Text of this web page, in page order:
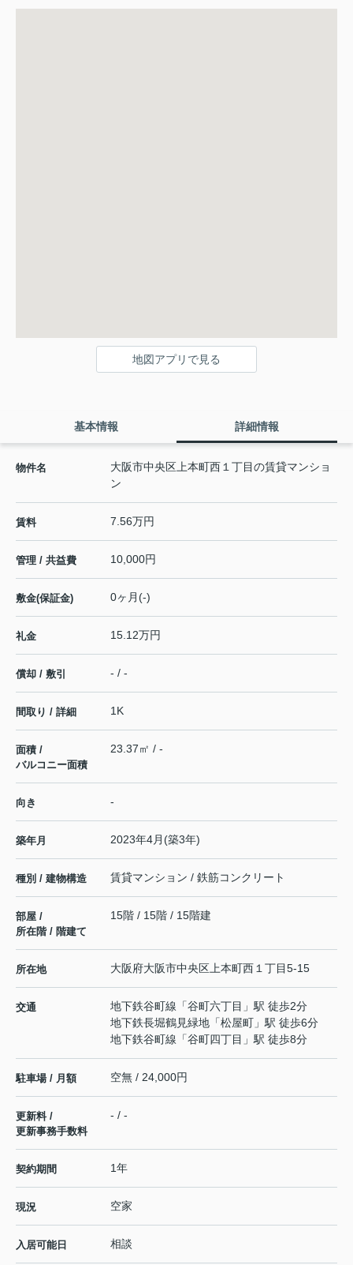
地図アプリで見る
基本情報 詳細情報
物件名
大阪市中央区上本町西１丁目の賃貸マンショ
ン
賃料 7.56万円
管理 / 共益費 10,000円
敷金(保証金) 0ヶ月(-)
礼金 15.12万円
償却 / 敷引 - / -
間取り / 詳細 1K
面積 /
バルコニー面積
23.37㎡ / -
向き -
築年月 2023年4月(築3年)
種別 / 建物構造 賃貸マンション / 鉄筋コンクリート
部屋 /
所在階 / 階建て
15階 / 15階 / 15階建
所在地 大阪府大阪市中央区 上本町西 １丁目5-15
交通 地下鉄谷町線 「谷町六丁目 」駅 徒歩2分
地下鉄長堀鶴見緑地 「松屋町 」駅 徒歩6分
地下鉄谷町線 「谷町四丁目 」駅 徒歩8分
駐車場 / 月額 空無 / 24,000円
更新料 /
更新事務手数料
- / -
契約期間 1年
現況 空家
入居可能日 相談